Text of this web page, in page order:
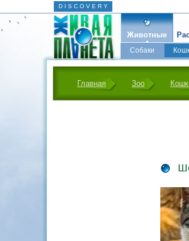
D I S C O V E R Y
Животные
Собаки
Главная Зоо